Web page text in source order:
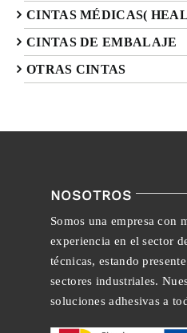
CINTAS MÉDICAS(
CINTAS DE EMBALAJE
OTRAS CINTAS
NOSOTROS
Somos una empresa con
experiencia en el sector
técnicas, estando
sectores industriales.
soluciones adhesivas a